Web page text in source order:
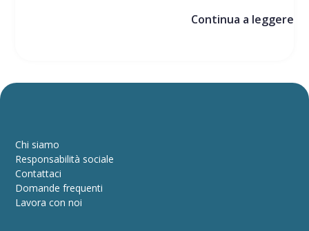
Continua a leggere
Chi siamo
Responsabilità sociale
Contattaci
Domande frequenti
Lavora con noi